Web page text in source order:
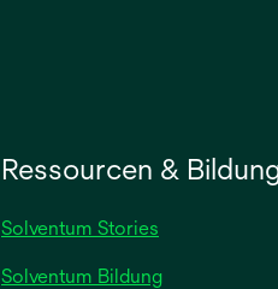
Ressourcen &
Solventum Stories
Solventum Bildung